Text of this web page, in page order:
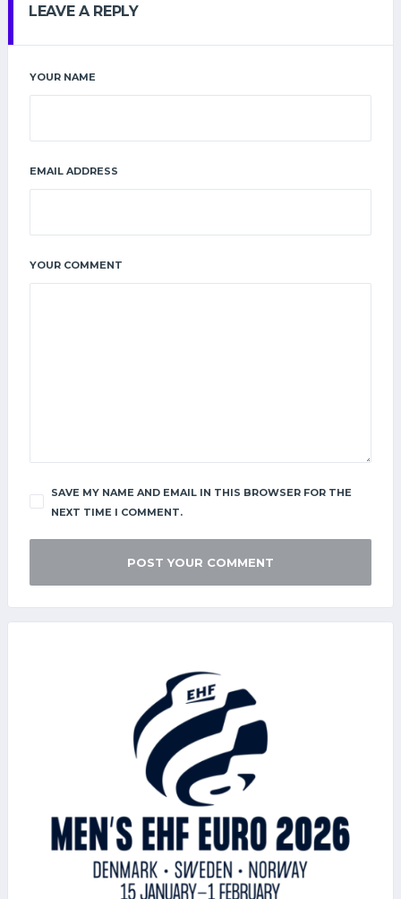
LEAVE A REPLY
YOUR NAME
EMAIL ADDRESS
YOUR COMMENT
SAVE MY NAME AND EMAIL IN THIS BROWSER FOR THE
NEXT TIME I COMMENT.